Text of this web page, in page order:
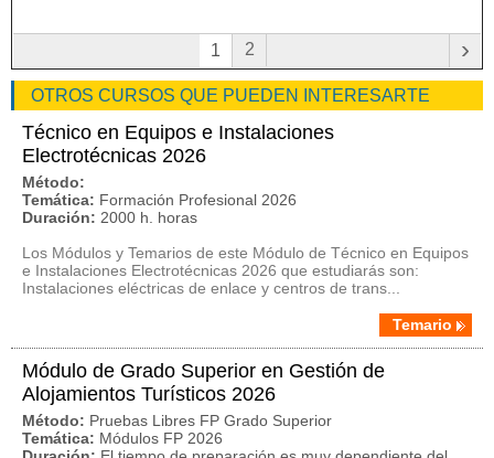
1 2 ›
OTROS CURSOS QUE PUEDEN INTERESARTE
Técnico en Equipos e Instalaciones
Electrotécnicas 2026
Método:
Temática: Formación Profesional 2026
Duración: 2000 h. horas
Los Módulos y Temarios de este Módulo de Técnico en Equipos
e Instalaciones Electrotécnicas 2026 que estudiarás son:
Instalaciones eléctricas de enlace y centros de trans...
Temario
Módulo de Grado Superior en Gestión de
Alojamientos Turísticos 2026
Método: Pruebas Libres FP Grado Superior
Temática: Módulos FP 2026